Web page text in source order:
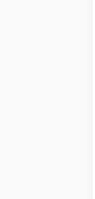
혼자 또는 2인 여
단체 여행이나 4